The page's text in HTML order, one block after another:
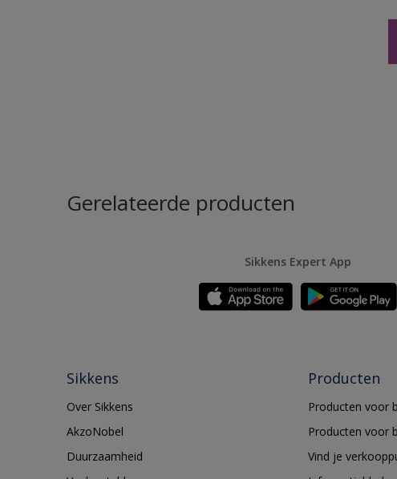
Gerelateerde producten
Sikkens Expert App
Sikkens
Over Sikkens
AkzoNobel
Duurzaamheid
Producten
Producten voor
Producten voor
Vind je